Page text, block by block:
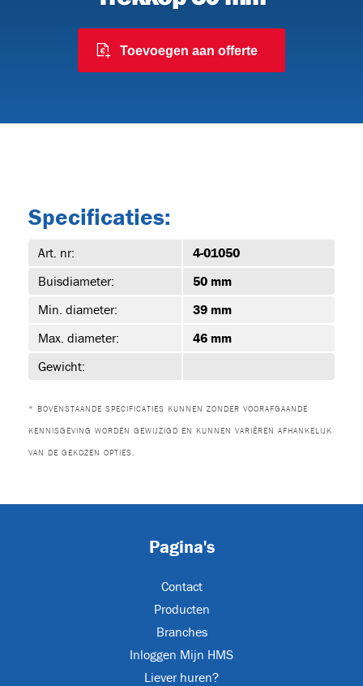
1
Toevoegen aan offerte
Specificaties:
Art. nr:
4-01050
Buisdiameter:
50 mm
Min. diameter:
39 mm
Max. diameter:
46 mm
Gewicht:
* BOVENSTAANDE SPECIFICATIES KUNNEN ZONDER VOORAFGAANDE
KENNISGEVING WORDEN GEWIJZIGD EN KUNNEN VARIËREN AFHANKELIJK
VAN DE GEKOZEN OPTIES.
Pagina's
Contact
Producten
Branches
Inloggen Mijn HMS
Liever huren?